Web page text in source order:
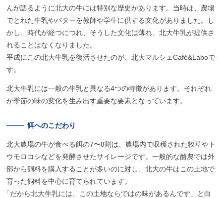
んが語るように北大の牛には特別な歴史があります。当時は、農場
でとれた牛乳やバターを教師や学生に供する文化がありました。し
かし、時代が経つにつれ、そうした文化は薄れ、北大牛乳が提供さ
れることはなくなりました。
平成にこの北大牛乳を復活させたのが、北大マルシェCafé&Laboで
す。
北大牛乳には一般の牛乳と異なる4つの特徴があります。それぞれ
が季節の味の変化を生み出す重要な要素となっています。
餌へのこだわり
北大農場の牛が食べる餌の7〜8割は、農場内で収穫された牧草やト
ウモロコシなどを発酵させたサイレージです。一般的な酪農では外
部から飼料を購入することが多いのに対し、北大の牛はこの土地で
育った飼料を中心に育てられています。
「だから北大牛乳には、この土地ならではの味があるんです」と白